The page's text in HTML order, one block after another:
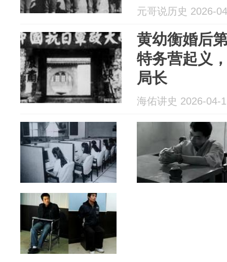
元哥说历史 2026-
黄幼衡婚后
特务营起义
局长
海佑讲史 2026-04-